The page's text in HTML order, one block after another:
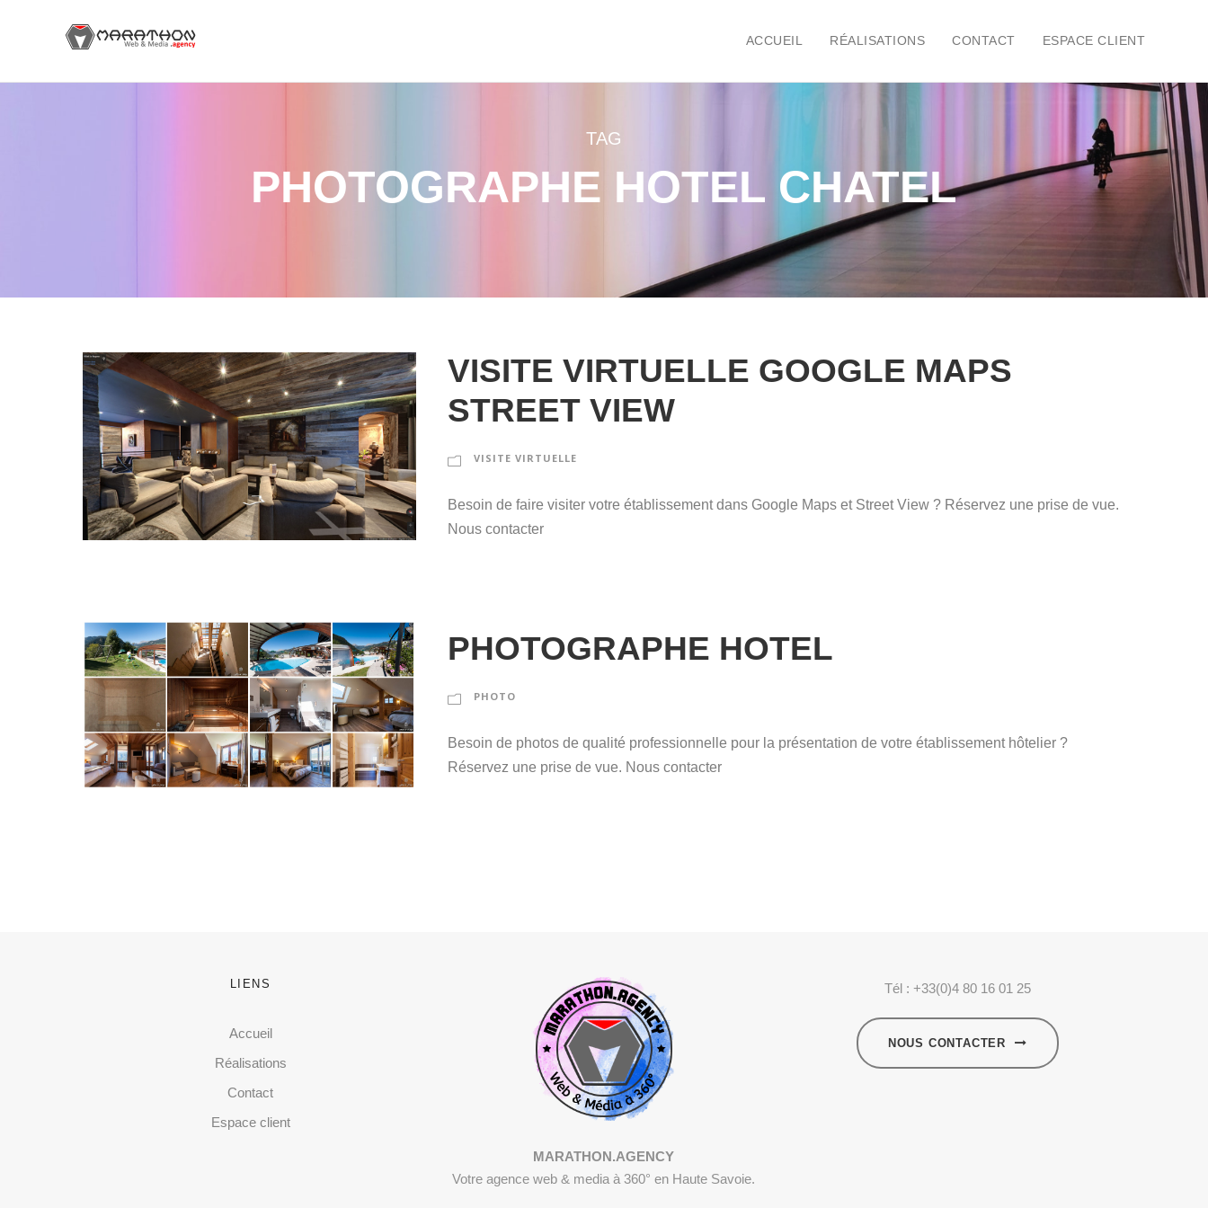
ACCUEIL RÉALISATIONS CONTACT ESPACE CLIENT
TAG
PHOTOGRAPHE HOTEL CHATEL
VISITE VIRTUELLE GOOGLE MAPS
STREET VIEW
VISITE VIRTUELLE
Besoin de faire visiter votre établissement dans Google Maps et Street View ? Réservez une prise de vue.
Nous contacter
PHOTOGRAPHE HOTEL
PHOTO
Besoin de photos de qualité professionnelle pour la présentation de votre établissement hôtelier ?
Réservez une prise de vue. Nous contacter
LIENS
Accueil
Réalisations
Contact
Espace client
MARATHON.AGENCY
Votre agence web & media à 360° en Haute Savoie.
Tél : +33(0)4 80 16 01 25
NOUS CONTACTER